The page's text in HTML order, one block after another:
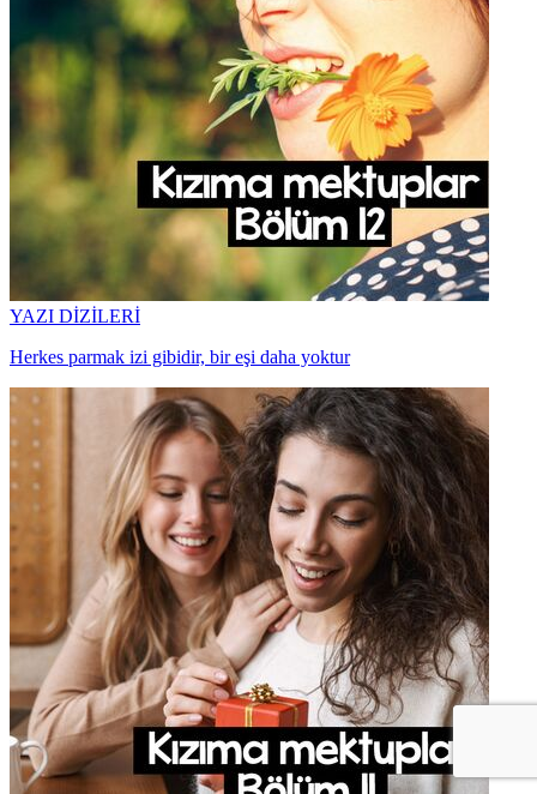
YAZI DİZİLERİ
Herkes parmak izi gibidir, bir eşi daha yoktur